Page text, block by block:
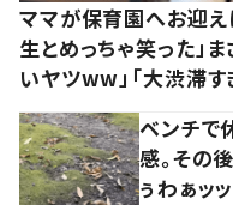
ママが保育園へお迎
生とめっちゃ笑った」
いヤツww」「大渋滞す
ベンチで
感。その
ぅわぁッ